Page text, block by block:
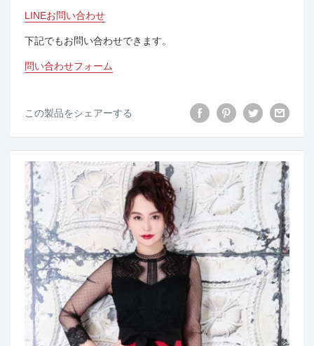
LINEお問い合わせ
下記でもお問い合わせできます。
問い合わせフォーム
この製品をシェアーする